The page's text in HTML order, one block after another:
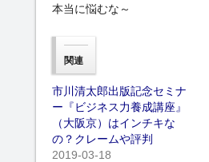
本当に悩むな～
関連
市川清太郎出版記念セミナ
ー『ビジネス力養成講座』
（大阪京）はインチキな
の？クレームや評判
2019-03-18